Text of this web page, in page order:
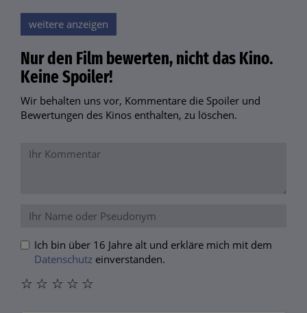
weitere anzeigen
Nur den Film bewerten, nicht das Kino.
Keine Spoiler!
Wir behalten uns vor, Kommentare die Spoiler und
Bewertungen des Kinos enthalten, zu löschen.
Ich bin über 16 Jahre alt und erkläre mich mit dem
Datenschutz einverstanden.
☆
☆
☆
☆
☆